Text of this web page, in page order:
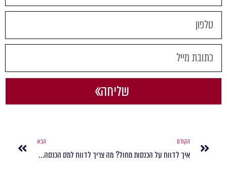
שליחה
הקודם
איך לדווח על הכנסות מחול?
הבא
מה צריך לדווח למס הכנסה לפני רילוקיישן?